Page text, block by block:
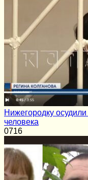
Нижегородку
человека
0716